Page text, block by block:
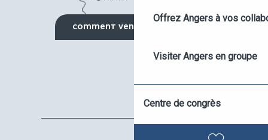
DEMANDE DE DEVIS
AGENDA DES ÉVÉNEMENTS
Offrez Angers à vos
Visiter Angers en groupe
Centre de congrès
COMMENT VENIR ?